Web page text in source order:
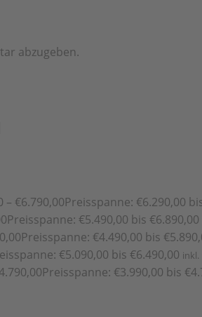
abzugeben.
– €6.790,00Preisspanne: €6.290,00
Preisspanne: €5.490,00 bis €6.890,00
Preisspanne: €4.490,00 bis
€5.090,00 bis €6.490,00 inkl.
Preisspanne: €3.990,00 bis